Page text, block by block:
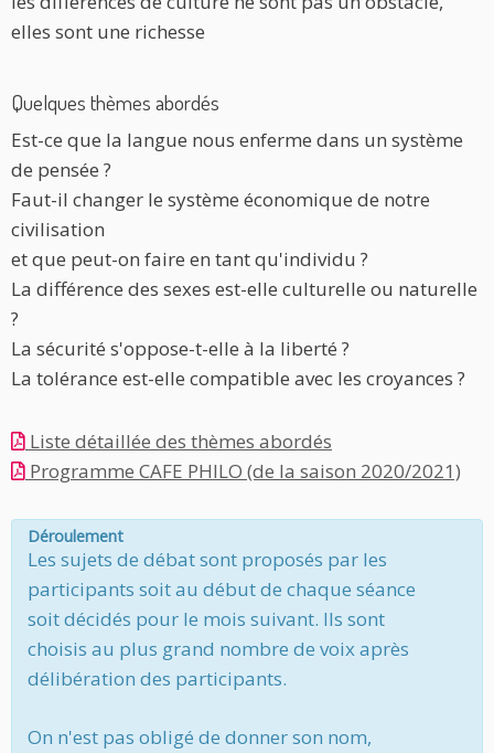
elles sont une richesse
Quelques thèmes abordés
Est-ce que la langue nous enferme dans un système
de pensée ?
Faut-il changer le système économique de notre
civilisation
et que peut-on faire en tant qu'individu ?
La différence des sexes est-elle culturelle ou naturelle
?
La sécurité s'oppose-t-elle à la liberté ?
La tolérance est-elle compatible avec les croyances ?
Liste détaillée des thèmes abordés
Programme CAFE PHILO (de la saison 2020/2021)
Déroulement
Les sujets de débat sont proposés par les
participants soit au début de chaque séance
soit décidés pour le mois suivant. Ils sont
choisis au plus grand nombre de voix après
délibération des participants.
On n'est pas obligé de donner son nom,